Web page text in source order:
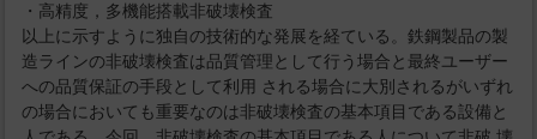
・高精度，多機能搭載非破壊検査
以上に示すように独自の技術的な発展を経ている。鉄鋼製品の製
造ラインの非破壊検査は品質管理として行う場合と最終ユーザー
への品質保証の手段として利用 される場合に大別されるがいずれ
の場合においても重要なのは非破壊検査の基本項目である設備と